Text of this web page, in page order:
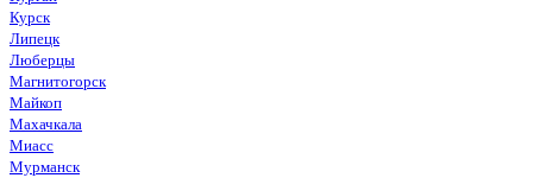
Курск
Липецк
Люберцы
Магнитогорск
Майкоп
Махачкала
Миасс
Мурманск